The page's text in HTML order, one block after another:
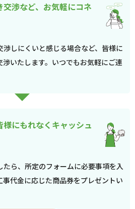
交渉など、お気軽にコネ
渉しにくいと感じる場合など、皆様に
渉いたします。いつでもお気軽にご連
にもれなくキャッシュ
たら、所定のフォームに必要事項を入
事代金に応じた商品券をプレゼントい